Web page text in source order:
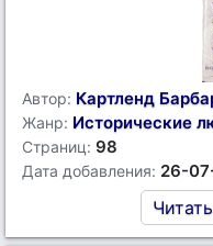
Автор: Картленд
Жанр: Исторические
Страниц: 98
Дата добавления: 26-
Читать